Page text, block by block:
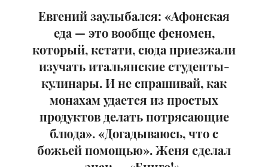
Евгений заулыбался: «Афонская
еда — это вообще феномен,
который, кстати, сюда приезжали
изучать итальянские студенты-
кулинары. И не спрашивай, как
монахам удается из простых
продуктов делать потрясающие
блюда». «Догадываюсь, что с
божьей помощью». Женя сделал